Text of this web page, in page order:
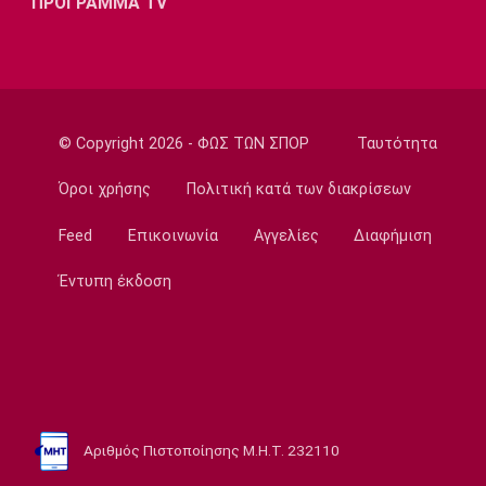
08:30
Εθνικές Μπάσκετ
προκριματικά
ΠΑΟΚ σε Μεϊτέ: «Μείνε δυνατός, είμαστε
ερωμένη του!»
07:50
© Copyright 2026 - ΦΩΣ ΤΩΝ ΣΠΟΡ Ταυτότητα
Όροι χρήσης Πολιτική κατά των διακρίσεων
Feed Επικοινωνία Αγγελίες Διαφήμιση
Έντυπη έκδοση
Αριθμός Πιστοποίησης Μ.Η.Τ. 232110